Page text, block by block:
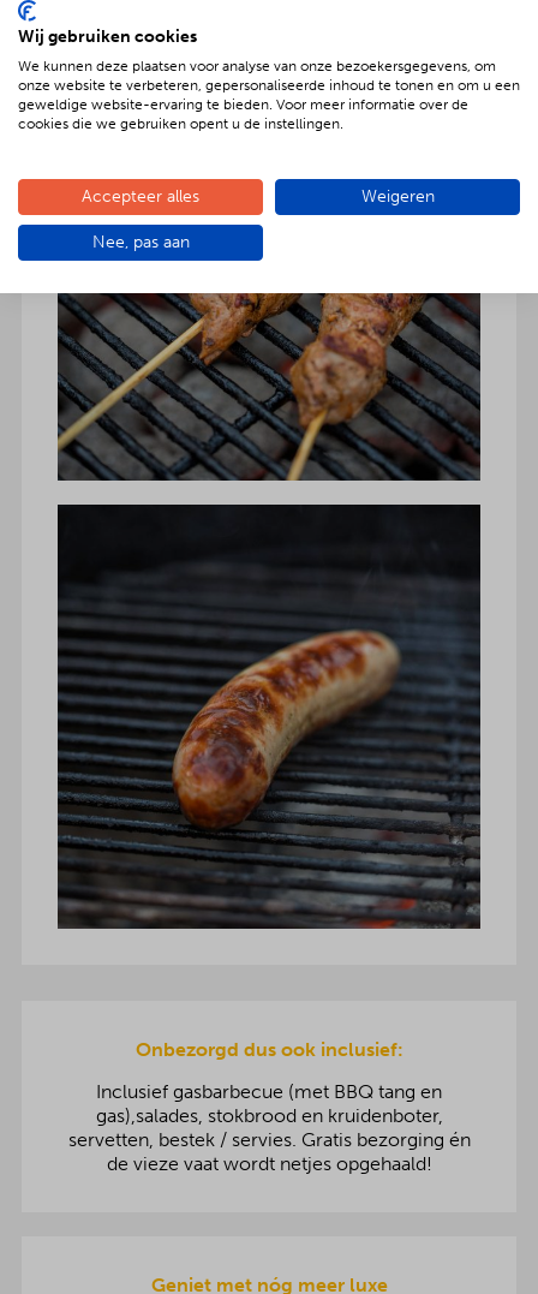
Onbezorgd dus ook inclusief:
Inclusief gasbarbecue (met BBQ tang en
gas),salades, stokbrood en kruidenboter,
servetten, bestek / servies. Gratis bezorging én
de vieze vaat wordt netjes opgehaald!
Geniet met nóg meer luxe
Wij gebruiken cookies
We kunnen deze plaatsen voor analyse van onze bezoekersgegevens, om
onze website te verbeteren, gepersonaliseerde inhoud te tonen en om u een
geweldige website-ervaring te bieden. Voor meer informatie over de
cookies die we gebruiken opent u de instellingen.
Accepteer alles Weigeren
Nee, pas aan